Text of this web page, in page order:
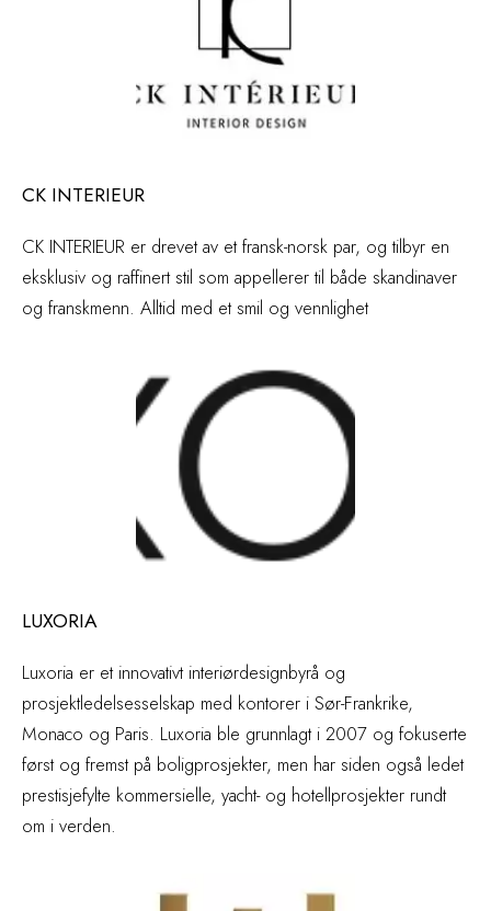
CK INTERIEUR
CK INTERIEUR er drevet av et fransk-norsk par, og tilbyr en
eksklusiv og raffinert stil som appellerer til både skandinaver
og franskmenn. Alltid med et smil og vennlighet
LUXORIA
Luxoria er et innovativt interiørdesignbyrå og
prosjektledelsesselskap med kontorer i Sør-Frankrike,
Monaco og Paris. Luxoria ble grunnlagt i 2007 og fokuserte
først og fremst på boligprosjekter, men har siden også ledet
prestisjefylte kommersielle, yacht- og hotellprosjekter rundt
om i verden.